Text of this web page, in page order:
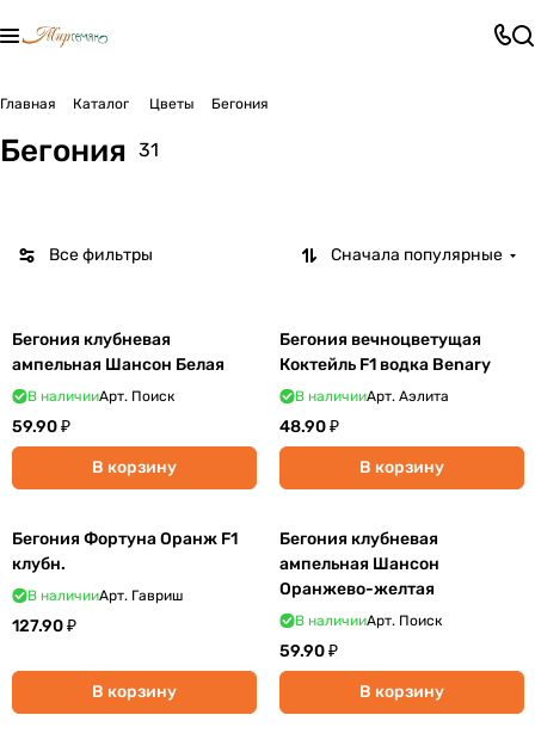
Главная Каталог Цветы Бегония
Бегония 31
Бегония
Я
8 товаров
Бегония
Все фильтры Сначала популярные
Бегония клубневая
ампельная Шансон Белая
В наличииАрт. Поиск
59.90 ₽
В корзину
Бегония вечноцветущая
Коктейль F1 водка Benary
В наличииАрт. Аэлита
48.90 ₽
В корзину
Бегония Фортуна Оранж F1
клубн.
В наличииАрт. Гавриш
127.90 ₽
В корзину
Бегония клубневая
ампельная Шансон
Оранжево-желтая
В наличииАрт. Поиск
59.90 ₽
В корзину